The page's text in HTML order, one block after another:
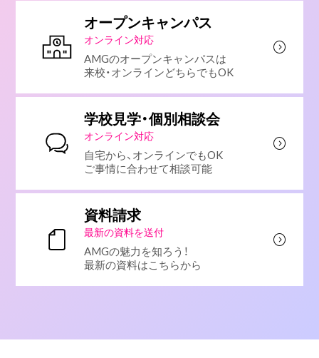
オープンキャンパス
オンライン対応
AMGのオープンキャンパスは
来校・オンラインどちらでもOK
学校見学・個別相談会
オンライン対応
自宅から、オンラインでもOK
ご事情に合わせて相談可能
資料請求
最新の資料を送付
AMGの魅力を知ろう！
最新の資料はこちらから